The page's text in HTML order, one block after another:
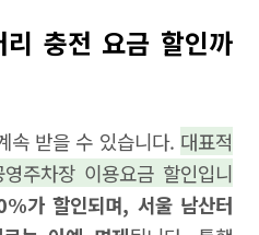
충전 요금 할인까
속 받을 수 있습니다. 대표적
주차장 이용요금 할인입니
가 할인되며, 서울 남산터